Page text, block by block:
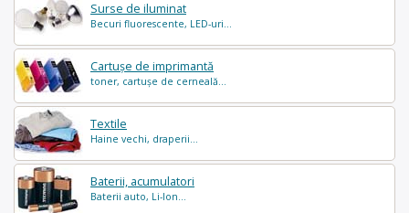
Surse de iluminat
Becuri fluorescente, LED-uri...
Cartușe de imprimantă
toner, cartușe de cerneală...
Textile
Haine vechi, draperii...
Baterii, acumulatori
Baterii auto, Li-Ion...